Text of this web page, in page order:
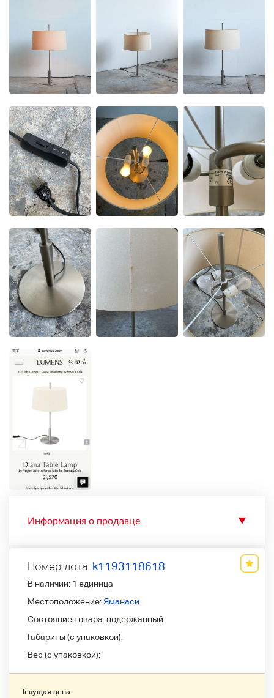
Информация о продавце ▼
Номер лота: k1193118618
В наличии: 1 единица
Местоположение: Яманаси
Состояние товара: подержанный
Габариты (с упаковкой):
Вес (с упаковкой):
Текущая цена